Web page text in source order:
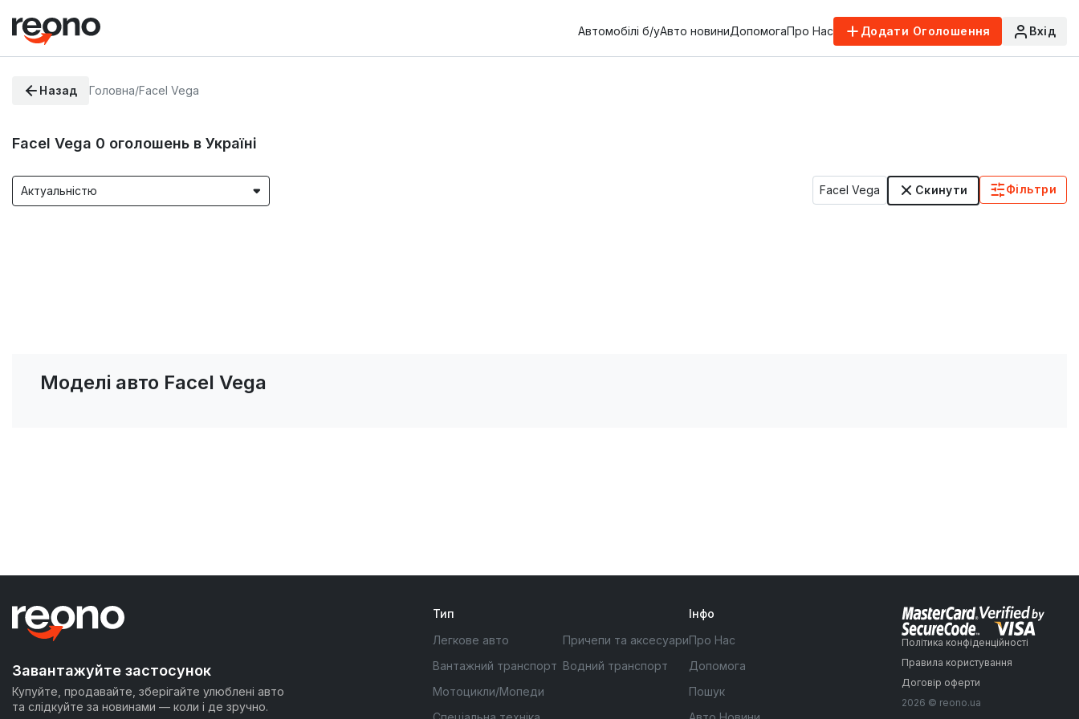
Автомобілі б/уАвто новиниДопомогаПро Нас Додати Оголошення Вхід
Назад Головна/Facel Vega
Facel Vega 0 оголошень в Україні
Актуальністю Facel Vega Скинути Фільтри
Моделі авто Facel Vega
Завантажуйте застосунок
Купуйте, продавайте, зберігайте улюблені авто
та слідкуйте за новинами — коли і де зручно.
Тип
Легкове авто
Вантажний транспорт
Мотоцикли/Мопеди
Причепи та аксесуари
Водний транспорт
Інфо
Про Нас
Допомога
Пошук
Політика конфіденційності
Правила користування
Договір оферти
2026 © reono.ua